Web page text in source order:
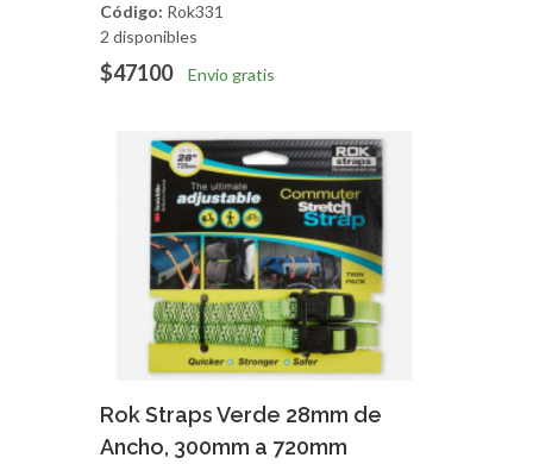
Código: Rok331
2 disponibles
$47100 Envío gratis
Agregar Vista Rapida
Rok Straps Verde 28mm de
Ancho, 300mm a 720mm